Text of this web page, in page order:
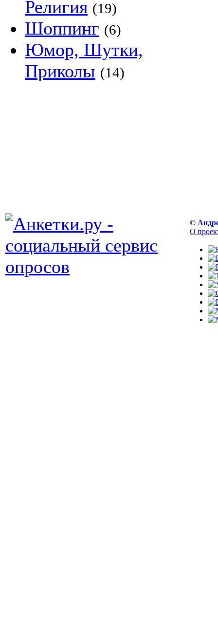
Религия (19)
Шоппинг (6)
Юмор, Шутки,
Приколы (14)
©
О